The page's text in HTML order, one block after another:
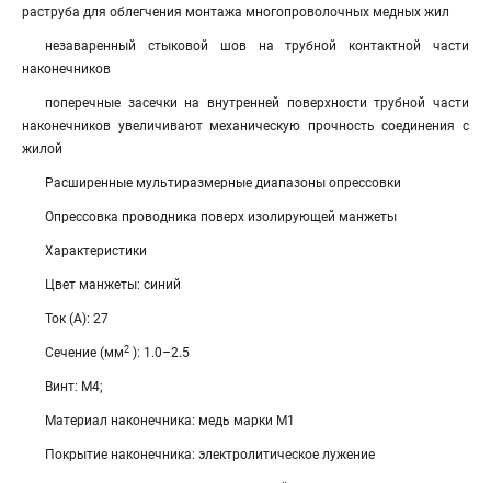
раструба для облегчения монтажа многопроволочных медных жил
незаваренный стыковой шов на трубной контактной части
наконечников
поперечные засечки на внутренней поверхности трубной части
наконечников увеличивают механическую прочность соединения с
жилой
Расширенные мультиразмерные диапазоны опрессовки
Опрессовка проводника поверх изолирующей манжеты
Характеристики
Цвет манжеты: синий
Ток (А): 27
Сечение (мм2 ): 1.0–2.5
Винт: М4;
Материал наконечника: медь марки М1
Покрытие наконечника: электролитическое лужение